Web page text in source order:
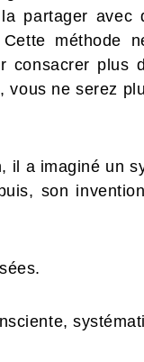
partager avec
méthode
consacrer plus
ne serez
il a imaginé un
son